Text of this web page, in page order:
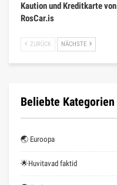
Kaution und Kreditkarte von
RosCar.is
ZURÜCK NÄCHSTE
Beliebte Kategorien
🌏 Euroopa
🌟Huvitavad faktid